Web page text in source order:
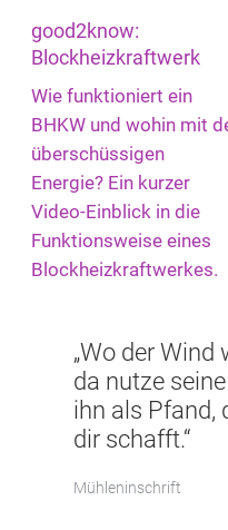
good2know:
Blockheizkraftwerk
Wie funktioniert ein
BHKW und wohin mit
überschüssigen
Energie? Ein kurzer
Video-Einblick in die
Funktionsweise eines
Blockheizkraftwerkes.
„Wo der Wind
da nutze
ihn als Pfand,
dir schafft.“
Mühleninschrift